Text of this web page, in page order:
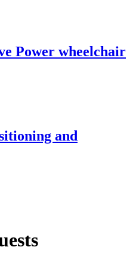
Power wheelchair
and